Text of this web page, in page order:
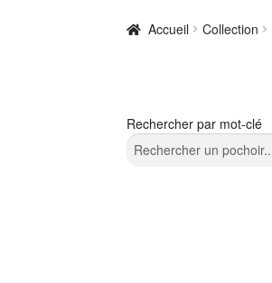
Accueil Collection
Rechercher par mot-clé